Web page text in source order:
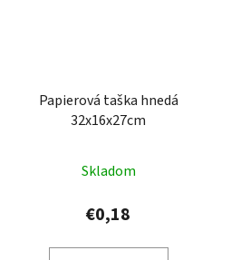
Papierová taška hnedá
32x16x27cm
Skladom
€0,18